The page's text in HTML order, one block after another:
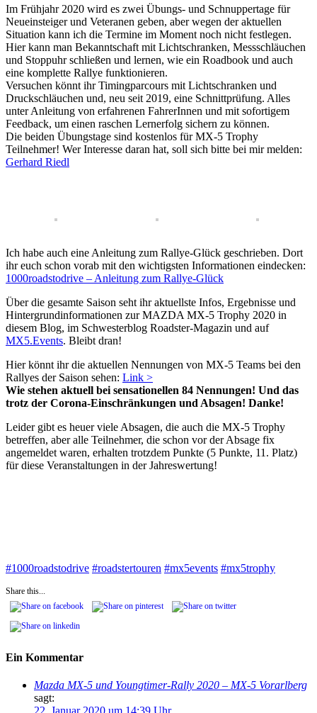
Im Frühjahr 2020 wird es zwei Übungs- und Schnuppertage für
Neueinsteiger und Veteranen geben, aber wegen der aktuellen
Situation kann ich die Termine im Moment noch nicht festlegen.
Hier kann man Bekanntschaft mit Lichtschranken, Messschläuchen
und Stoppuhr schließen und lernen, wie ein Roadbook und auch
eine komplette Rallye funktionieren.
Versuchen könnt ihr Timingparcours mit Lichtschranken und
Druckschläuchen und, neu seit 2019, eine Schnittprüfung. Alles
unter Anleitung von erfahrenen FahrerInnen und mit sofortigem
Feedback, um einen raschen Lernerfolg sichern zu können.
Die beiden Übungstage sind kostenlos für MX-5 Trophy
Teilnehmer! Wer Interesse daran hat, soll sich bitte bei mir melden:
Gerhard Riedl
Ich habe auch eine Anleitung zum Rallye-Glück geschrieben. Dort
ihr euch schon vorab mit den wichtigsten Informationen eindecken:
1000roadstodrive – Anleitung zum Rallye-Glück
Über die gesamte Saison seht ihr aktuellste Infos, Ergebnisse und
Hintergrundinformationen zur MAZDA MX-5 Trophy 2020 in
diesem Blog, im Schwesterblog Roadster-Magazin und auf
MX5.Events. Bleibt dran!
Hier könnt ihr die aktuellen Nennungen von MX-5 Teams bei den
Rallyes der Saison sehen: Link >
Wie stehen aktuell bei sensationellen 84 Nennungen! Und das
trotz der Corona-Einschränkungen und Absagen! Danke!
Leider gibt es heuer viele Absagen, die auch die MX-5 Trophy
betreffen, aber alle Teilnehmer, die schon vor der Absage fix
angemeldet waren, erhalten trotzdem Punkte (5 Punkte, 11. Platz)
für diese Veranstaltungen in der Jahreswertung!
#1000roadstodrive #roadstertouren #mx5events #mx5trophy
Share this...
Ein Kommentar
Mazda MX-5 und Youngtimer-Rally 2020 – MX-5 Vorarlberg
sagt: